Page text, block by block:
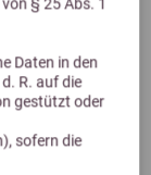
§ 25 Abs. 1
Daten in den
R. auf die
gestützt oder
sofern die